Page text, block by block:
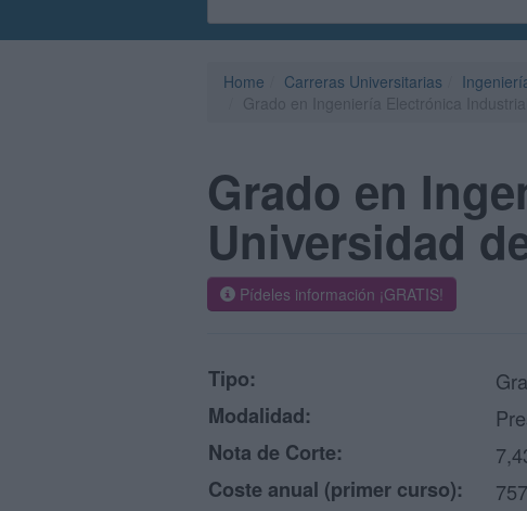
Home Carreras Universitarias
Grado en
Universidad
Pídeles información ¡GRATIS!
Tipo:
Modalidad:
Nota de Corte:
Coste anual (primer curso):